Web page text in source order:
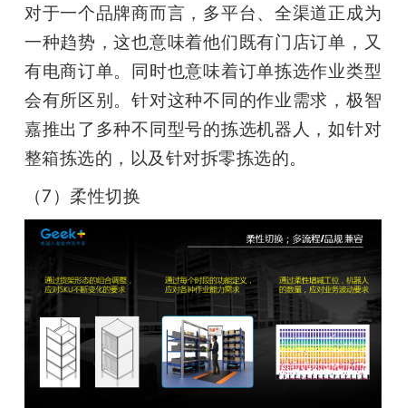
对于一个品牌商而言，多平台、全渠道正成为
一种趋势，这也意味着他们既有门店订单，又
有电商订单。同时也意味着订单拣选作业类型
会有所区别。针对这种不同的作业需求，极智
嘉推出了多种不同型号的拣选机器人，如针对
整箱拣选的，以及针对拆零拣选的。
（7）柔性切换